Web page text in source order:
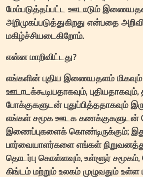
மேம்படுத்தப்பட்ட ஊடாடும்
அறிமுகப்படுத்துகிறது என்பதை
மகிழ்ச்சியடைகிறோம்.
என்ன மாறிவிட்டது?
எங்களின் புதிய இணையதளம் மிகவும்
ஊடாடக்கூடியதாகவும்,
போக்குகளுடன் புதுப்பித்ததாகவும்
எங்கள் சமூக ஊடக கணக்குகளுடன்
இணைப்புகளைக் கொண்டிருக்கும்;
பார்வையாளர்களை எங்கள்
தொடர்பு கொள்ளவும், உள்ளூர்
கிங்டம் மற்றும் உலகம் முழுவதும்